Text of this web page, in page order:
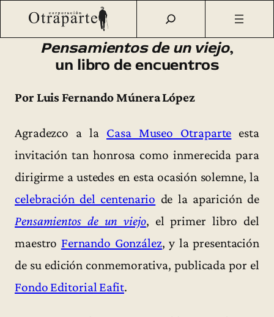
Saltar
contenido
Otraparte.org/Fernando González Vida
«Pensamientos
de un viejo», un libro de encuentros
Pensamientos de un viejo,
un libro de encuentros
Por Luis Fernando Múnera López
Agradezco a la Casa Museo Otraparte esta
invitación tan honrosa como inmerecida para
dirigirme a ustedes en esta ocasión solemne, la
celebración del centenario de la aparición de
Pensamientos de un viejo, el primer libro del
maestro Fernando González, y la presentación
de su edición conmemorativa, publicada por el
Fondo Editorial Eafit.